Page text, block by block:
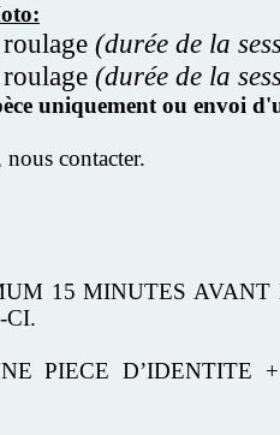
(durée de la
(durée de la
uniquement ou
contacter.
15 MINUTES AVANT
CI.
PIECE D’IDENTITE